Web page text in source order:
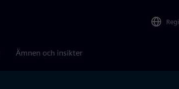
Ämnen och insikter